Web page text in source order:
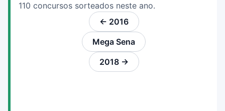
110 concursos sorteados neste ano.
← 2016
Mega Sena
2018 →